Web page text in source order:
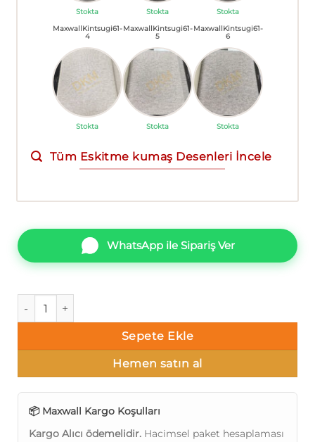
Stokta Stokta
Stokta
MaxwallKintsugi61-
4
Stokta
MaxwallKintsugi61-
5
Stokta
MaxwallKintsugi61-
6
Stokta
Tüm Eskitme kumaş Desenleri İncele
WhatsApp ile Sipariş Ver
Maxwall Kintsugi 61-3 Duvar Kağıdı 16m² adet
Sepete Ekle
Hemen satın al
📦 Maxwall Kargo Koşulları
Kargo Alıcı ödemelidir. Hacimsel paket hesaplaması